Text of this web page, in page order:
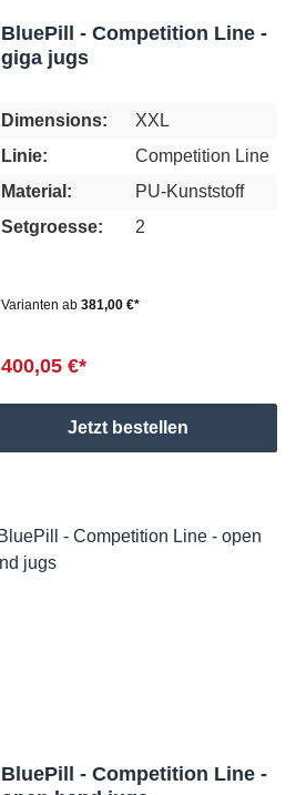
BluePill - Competition Line -
giga jugs
Dimensions:
XXL
Linie:
Competition Line
Material:
PU-Kunststoff
Setgroesse:
2
Varianten ab 381,00 €*
400,05 €*
Jetzt bestellen
BluePill - Competition Line -